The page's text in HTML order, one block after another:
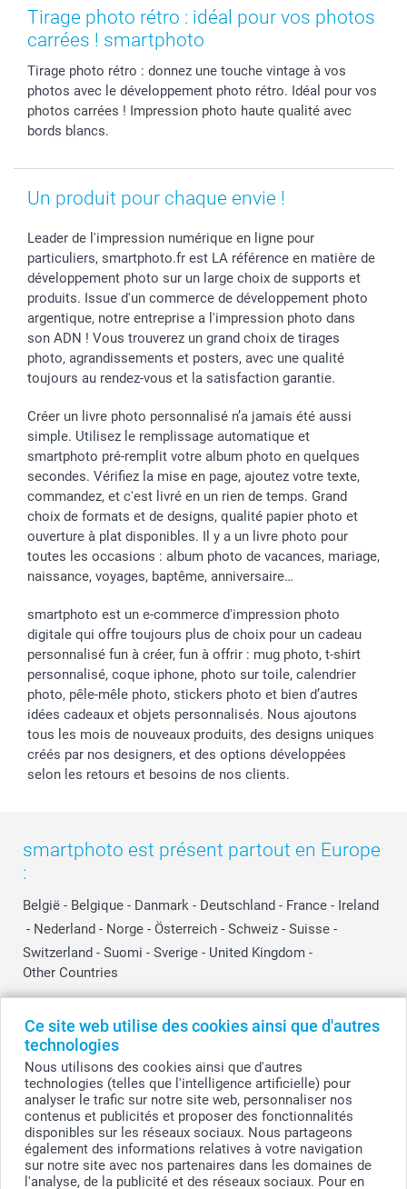
Ce site web utilise des cookies ainsi que d'autres
technologies
Nous utilisons des cookies ainsi que d'autres
technologies (telles que l'intelligence artificielle) pour
analyser le trafic sur notre site web, personnaliser nos
contenus et publicités et proposer des fonctionnalités
disponibles sur les réseaux sociaux. Nous partageons
également des informations relatives à votre navigation
sur notre site avec nos partenaires dans les domaines de
l'analyse, de la publicité et des réseaux sociaux. Pour en
Coques smartphone
Stickers & Etiquettes
Dénicheur d'idées cadeau
Fête des Mères
Fête des Pères
Baptême
Toussaint
Rentrée des classes
Vacances
Droit de rétraction
Plaintes
Gestion des cookies
Tarifs
Partenariats & Influence
Aide
smartbonus
Livraison
Modes de paiement
Grandes quantités
Tirage photo rétro : idéal pour vos photos
carrées ! smartphoto
Tirage photo rétro : donnez une touche vintage à vos
photos avec le développement photo rétro. Idéal pour vos
photos carrées ! Impression photo haute qualité avec
bords blancs.
Un produit pour chaque envie !
Leader de l'impression numérique en ligne pour
particuliers, smartphoto.fr est LA référence en matière de
développement photo sur un large choix de supports et
produits. Issue d'un commerce de développement photo
argentique, notre entreprise a l'impression photo dans
son ADN ! Vous trouverez un grand choix de tirages
photo, agrandissements et posters, avec une qualité
toujours au rendez-vous et la satisfaction garantie.
Créer un livre photo personnalisé n’a jamais été aussi
simple. Utilisez le remplissage automatique et
smartphoto pré-remplit votre album photo en quelques
secondes. Vérifiez la mise en page, ajoutez votre texte,
commandez, et c'est livré en un rien de temps. Grand
choix de formats et de designs, qualité papier photo et
ouverture à plat disponibles. Il y a un livre photo pour
toutes les occasions : album photo de vacances, mariage,
naissance, voyages, baptême, anniversaire…
smartphoto est un e-commerce d'impression photo
digitale qui offre toujours plus de choix pour un cadeau
personnalisé fun à créer, fun à offrir : mug photo, t-shirt
personnalisé, coque iphone, photo sur toile, calendrier
photo, pêle-mêle photo, stickers photo et bien d’autres
idées cadeaux et objets personnalisés. Nous ajoutons
tous les mois de nouveaux produits, des designs uniques
créés par nos designers, et des options développées
selon les retours et besoins de nos clients.
smartphoto est présent partout en Europe
:
België - Belgique - Danmark - Deutschland - France - Ireland
- Nederland - Norge - Österreich - Schweiz - Suisse -
Switzerland - Suomi - Sverige - United Kingdom -
Other Countries
© smartphoto group. Tous droits réservés
smartphoto group SA.
Siège social : Kwatrechtsteenweg 160, 9230 Wetteren, Belgique
Numéro de TVA BE 0405.706.755
Numéro d'entreprise 0405.706.755.
Coordonnées bancaires: IBAN BE71 2850 2711 5569 - BIC: GEBABEBB
Tous les prix sont en EURO (€), TVA incluse et hors frais de port.